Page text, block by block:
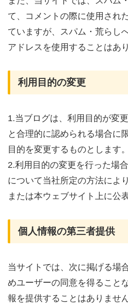
て、コメントの際に使用され
ていますが、スパム・荒らし
アドレスを使用することはあ
利用目的の変更
1.当ブログは、利用目的が変
と合理的に認められる場合に
目的を変更するものとします。
2.利用目的の変更を行った場
について当社所定の方法によ
または本ウェブサイト上に公
個人情報の第三者提供
当サイトでは、次に掲げる場
めユーザーの同意を得ること
報を提供することはありませ